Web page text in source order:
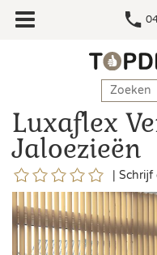
Luxaflex
Jaloezieën
| Schrijf